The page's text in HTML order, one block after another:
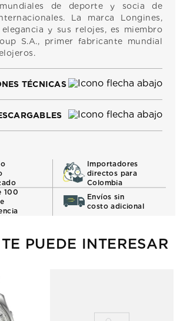
mundiales de deporte y socia de
La marca Longines,
y sus relojes, es miembro
S.A., primer fabricante mundial
TÉCNICAS
Importadores
directos para
Colombia
100
Envíos sin
costo adicional
PUEDE INTERESAR